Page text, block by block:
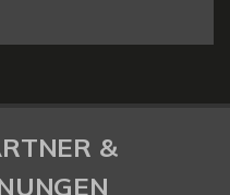
&